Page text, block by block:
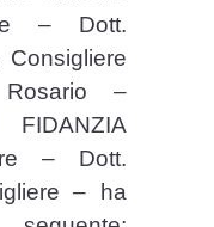
– Dott.
Consigliere
–
– Dott.
– ha